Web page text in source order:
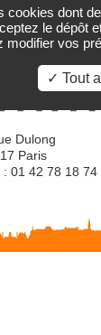
Dulong
Paris
: 01 42 78 18 74
cookies dont
le dépôt
modifier vos
✓ Tout